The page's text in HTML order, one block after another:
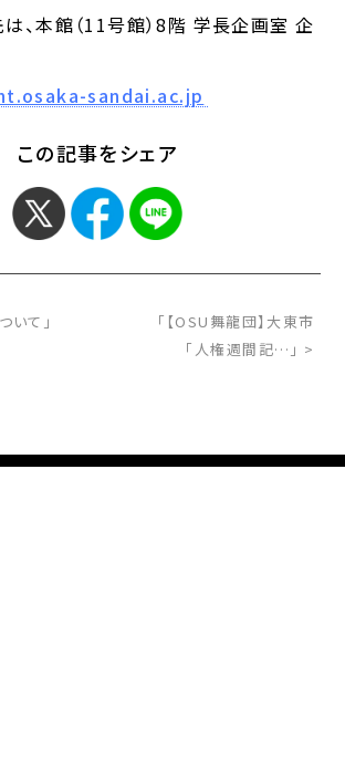
、本館（11号館）8階 学長企画室 企
sandai.ac.jp
この記事をシェア
いて」
「【OSU舞龍団】大東市
「人権週間記…」 >